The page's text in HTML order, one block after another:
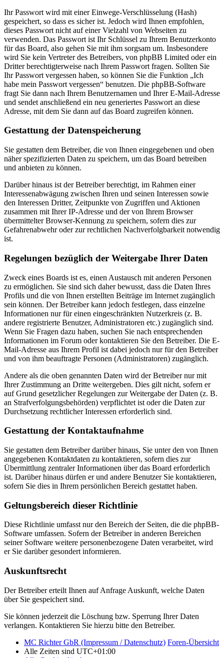
Ihr Passwort wird mit einer Einwege-Verschlüsselung (Hash)
gespeichert, so dass es sicher ist. Jedoch wird Ihnen empfohlen,
dieses Passwort nicht auf einer Vielzahl von Webseiten zu
verwenden. Das Passwort ist Ihr Schlüssel zu Ihrem Benutzerkonto
für das Board, also gehen Sie mit ihm sorgsam um. Insbesondere
wird Sie kein Vertreter des Betreibers, von phpBB Limited oder ein
Dritter berechtigterweise nach Ihrem Passwort fragen. Sollten Sie
Ihr Passwort vergessen haben, so können Sie die Funktion „Ich
habe mein Passwort vergessen“ benutzen. Die phpBB-Software
fragt Sie dann nach Ihrem Benutzernamen und Ihrer E-Mail-Adresse
und sendet anschließend ein neu generiertes Passwort an diese
Adresse, mit dem Sie dann auf das Board zugreifen können.
Gestattung der Datenspeicherung
Sie gestatten dem Betreiber, die von Ihnen eingegebenen und oben
näher spezifizierten Daten zu speichern, um das Board betreiben
und anbieten zu können.
Darüber hinaus ist der Betreiber berechtigt, im Rahmen einer
Interessenabwägung zwischen Ihren und seinen Interessen sowie
den Interessen Dritter, Zeitpunkte von Zugriffen und Aktionen
zusammen mit Ihrer IP-Adresse und der von Ihrem Browser
übermittelter Browser-Kennung zu speichern, sofern dies zur
Gefahrenabwehr oder zur rechtlichen Nachverfolgbarkeit notwendig
ist.
Regelungen bezüglich der Weitergabe Ihrer Daten
Zweck eines Boards ist es, einen Austausch mit anderen Personen
zu ermöglichen. Sie sind sich daher bewusst, dass die Daten Ihres
Profils und die von Ihnen erstellten Beiträge im Internet zugänglich
sein können. Der Betreiber kann jedoch festlegen, dass einzelne
Informationen nur für einen eingeschränkten Nutzerkreis (z. B.
andere registrierte Benutzer, Administratoren etc.) zugänglich sind.
Wenn Sie Fragen dazu haben, suchen Sie nach entsprechenden
Informationen im Forum oder kontaktieren Sie den Betreiber. Die E-
Mail-Adresse aus Ihrem Profil ist dabei jedoch nur für den Betreiber
und von ihm beauftragte Personen (Administratoren) zugänglich.
Andere als die oben genannten Daten wird der Betreiber nur mit
Ihrer Zustimmung an Dritte weitergeben. Dies gilt nicht, sofern er
auf Grund gesetzlicher Regelungen zur Weitergabe der Daten (z. B.
an Strafverfolgungsbehörden) verpflichtet ist oder die Daten zur
Durchsetzung rechtlicher Interessen erforderlich sind.
Gestattung der Kontaktaufnahme
Sie gestatten dem Betreiber darüber hinaus, Sie unter den von Ihnen
angegebenen Kontaktdaten zu kontaktieren, sofern dies zur
Übermittlung zentraler Informationen über das Board erforderlich
ist. Darüber hinaus dürfen er und andere Benutzer Sie kontaktieren,
sofern Sie dies in Ihrem persönlichen Bereich gestattet haben.
Geltungsbereich dieser Richtlinie
Diese Richtlinie umfasst nur den Bereich der Seiten, die die phpBB-
Software umfassen. Sofern der Betreiber in anderen Bereichen
seiner Software weitere personenbezogene Daten verarbeitet, wird
er Sie darüber gesondert informieren.
Auskunftsrecht
Der Betreiber erteilt Ihnen auf Anfrage Auskunft, welche Daten
über Sie gespeichert sind.
Sie können jederzeit die Löschung bzw. Sperrung Ihrer Daten
verlangen. Kontaktieren Sie hierzu bitte den Betreiber.
MC Richter GbR (Impressum / Datenschutz) Foren-Übersicht
Alle Zeiten sind UTC+01:00